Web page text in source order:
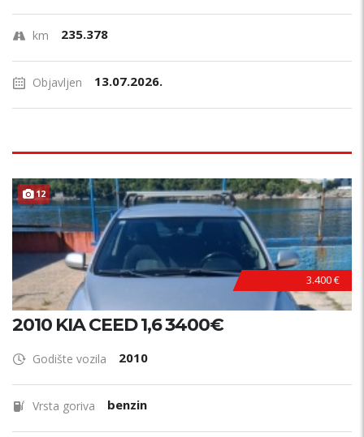
km 235.378
Objavljen 13.07.2026.
12 POVOLJNO !
3.400 €
2010 KIA CEED 1,6 3400€
Godište vozila 2010
Vrsta goriva benzin